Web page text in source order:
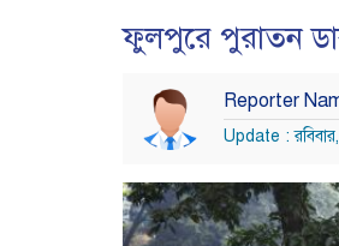
ফুলপুরে পুরাতন
Reporter
Update :